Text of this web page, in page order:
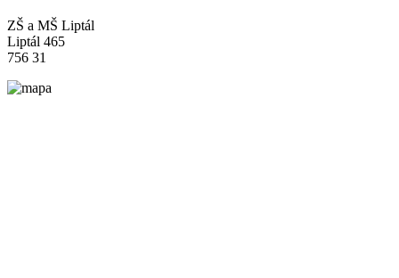
ZŠ a MŠ Liptál
Liptál 465
756 31